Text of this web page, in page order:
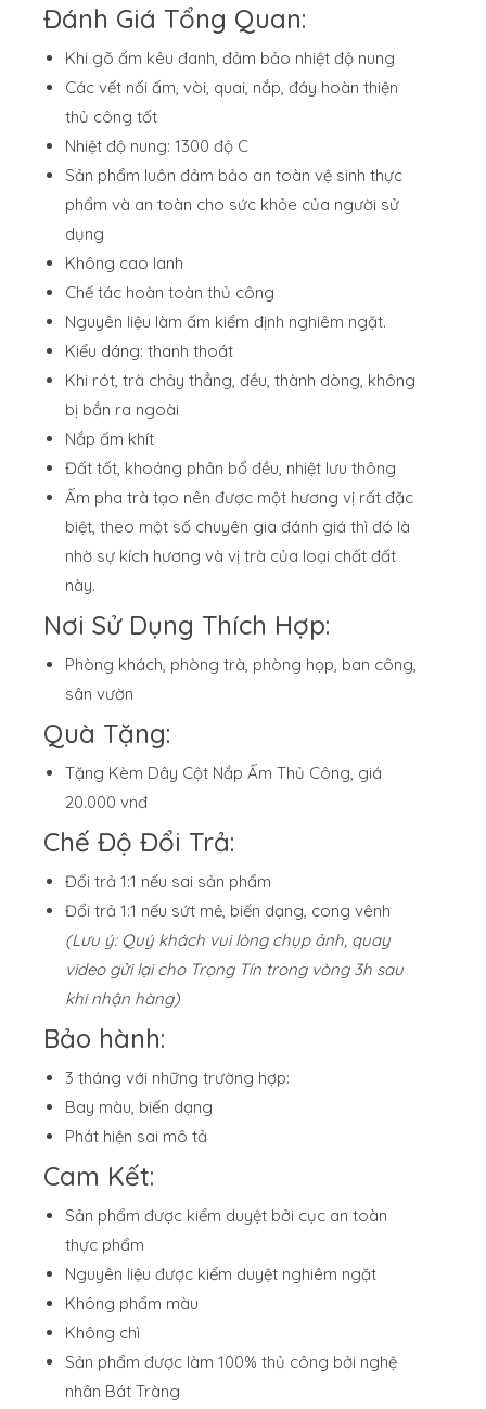
Đánh Giá Tổng Quan:
Khi gõ ấm kêu đanh, đảm bảo nhiệt độ nung
Các vết nối ấm, vòi, quai, nắp, đáy hoàn thiện
thủ công tốt
Nhiệt độ nung: 1300 độ C
Sản phẩm luôn đảm bảo an toàn vệ sinh thực
phẩm và an toàn cho sức khỏe của người sử
dụng
Không cao lanh
Chế tác hoàn toàn thủ công
Nguyên liệu làm ấm kiểm định nghiêm ngặt.
Kiểu dáng: thanh thoát
Khi rót, trà chảy thẳng, đều, thành dòng, không
bị bắn ra ngoài
Nắp ấm khít
Đất tốt, khoáng phân bổ đều, nhiệt lưu thông
Ấm pha trà tạo nên được một hương vị rất đặc
biệt, theo một số chuyên gia đánh giá thì đó là
nhờ sự kích hương và vị trà của loại chất đất
này.
Nơi Sử Dụng Thích Hợp:
Phòng khách, phòng trà, phòng họp, ban công,
sân vườn
Quà Tặng:
Tặng Kèm Dây Cột Nắp Ấm Thủ Công, giá
20.000 vnđ
Chế Độ Đổi Trả:
Đổi trả 1:1 nếu sai sản phẩm
Đổi trả 1:1 nếu sứt mẻ, biến dạng, cong vênh
(Lưu ý: Quý khách vui lòng chụp ảnh, quay
video gửi lại cho Trọng Tín trong vòng 3h sau
khi nhận hàng)
Bảo hành:
3 tháng với những trường hợp:
Bay màu, biến dạng
Phát hiện sai mô tả
Cam Kết:
Sản phẩm được kiểm duyệt bởi cục an toàn
thực phẩm
Nguyên liệu được kiểm duyệt nghiêm ngặt
Không phẩm màu
Không chì
Sản phẩm được làm 100% thủ công bởi nghệ
nhân Bát Tràng